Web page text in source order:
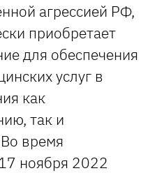
агрессией РФ,
приобретает
для обеспечения
услуг в
как
так и
время
ноября 2022